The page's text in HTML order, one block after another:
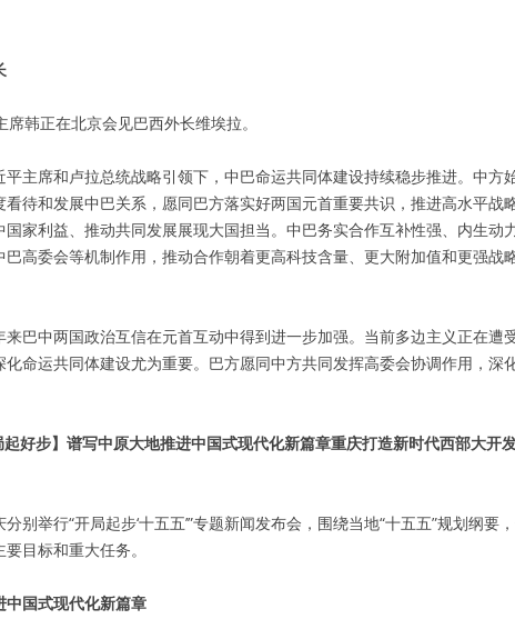
韩正在北京会见巴西外长维埃拉。
平主席和卢拉总统战略引领下，中巴命运共同体建设持续稳步推进。中方
待和发展中巴关系，愿同巴方落实好两国元首重要共识，推进高水平战
国家利益、推动共同发展展现大国担当。中巴务实合作互补性强、内生动
巴高委会等机制作用，推动合作朝着更高科技含量、更大附加值和更强战
来巴中两国政治互信在元首互动中得到进一步加强。当前多边主义正在遭
化命运共同体建设尤为重要。巴方愿同中方共同发挥高委会协调作用，深
起好步】谱写中原大地推进中国式现代化新篇章重庆打造新时代西部大开
别举行“开局起步‘十五五’”专题新闻发布会，围绕当地“十五五”规划纲要
目标和重大任务。
中国式现代化新篇章